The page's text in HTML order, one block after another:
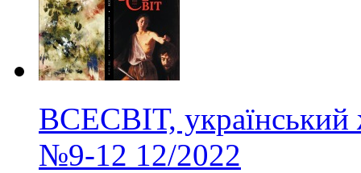
ВСЕСВІТ, український
№9-12 12/2022